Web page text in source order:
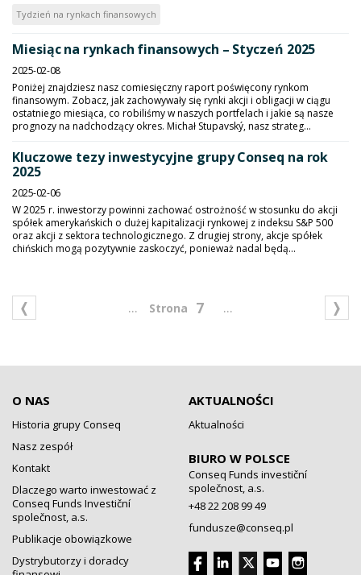
Tydzień na rynkach finansowych
Miesiąc na rynkach finansowych – Styczeń 2025
2025-02-08
Poniżej znajdziesz nasz comiesięczny raport poświęcony rynkom
finansowym. Zobacz, jak zachowywały się rynki akcji i obligacji w ciągu
ostatniego miesiąca, co robiliśmy w naszych portfelach i jakie są nasze
prognozy na nadchodzący okres. Michał Stupavský, nasz strateg...
Kluczowe tezy inwestycyjne grupy Conseq na rok
2025
2025-02-06
W 2025 r. inwestorzy powinni zachować ostrożność w stosunku do akcji
spółek amerykańskich o dużej kapitalizacji rynkowej z indeksu S&P 500
oraz akcji z sektora technologicznego. Z drugiej strony, akcje spółek
chińskich mogą pozytywnie zaskoczyć, ponieważ nadal będą...
... 7 ...
O NAS
Historia grupy Conseq
Nasz zespół
Kontakt
Dlaczego warto inwestować z
Conseq Funds Investiční
společnost, a.s.
Publikacje obowiązkowe
Dystrybutorzy i doradcy
AKTUALNOŚCI
Aktualności
BIURO W POLSCE
Conseq Funds investiční
společnost, a.s.
+48 22 208 99 49
fundusze@conseq.pl